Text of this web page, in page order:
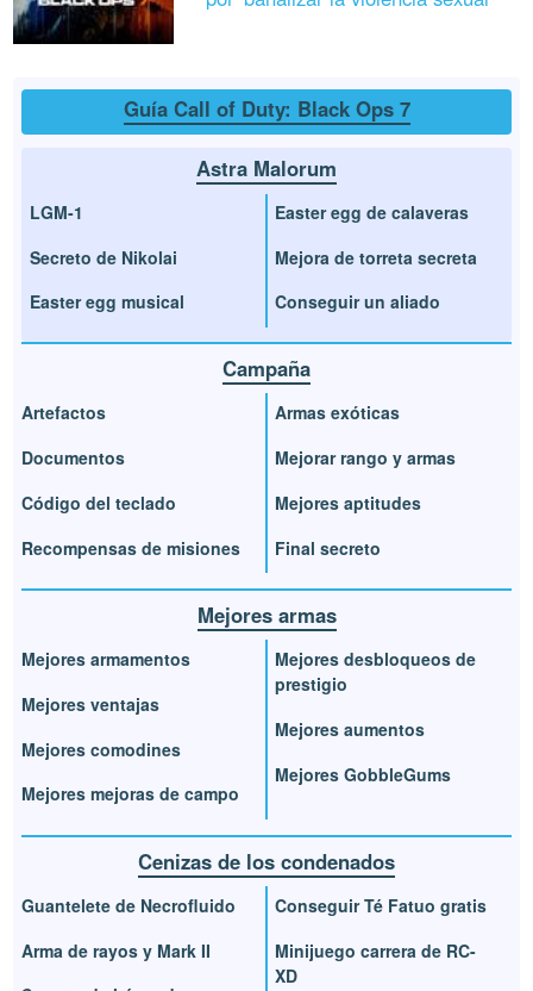
Guía Call of Duty: Black Ops 7
Astra Malorum
LGM-1
Secreto de Nikolai
Easter egg musical
Easter egg de calaveras
Mejora de torreta secreta
Conseguir un aliado
Campaña
Artefactos
Documentos
Código del teclado
Recompensas de misiones
Armas exóticas
Mejorar rango y armas
Mejores aptitudes
Final secreto
Mejores armas
Mejores armamentos
Mejores ventajas
Mejores comodines
Mejores mejoras de campo
Mejores desbloqueos de
prestigio
Mejores aumentos
Mejores GobbleGums
Cenizas de los condenados
Guantelete de Necrofluido
Arma de rayos y Mark II
Conseguir Té Fatuo gratis
Minijuego carrera de RC-
XD